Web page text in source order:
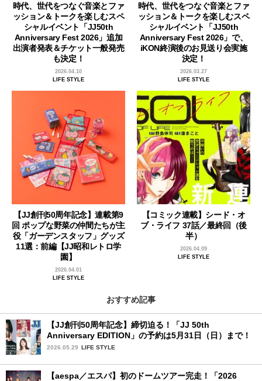
時代、世代をつなぐ音楽とファ
ッション＆トークを楽しむスペ
シャルイベント「JJ50th
Anniversary Fest 2026」追加
出演者発表＆チケット一般発売
も決定！
2026.04.10
LIFE STYLE
時代、世代をつなぐ音楽とファ
ッション＆トークを楽しむスペ
シャルイベント「JJ50th
Anniversary Fest 2026」で、
iKON終演後のお見送り会実施
決定！
2026.03.27
LIFE STYLE
【JJ創刊50周年記念】連載第9
回 ポップな野菜の仲間たちが主
役「ガーデンスタッフ」グッズ
11選：前編【JJ昭和レトロ学
園】
2026.04.01
LIFE STYLE
【コミック連載】シード・オ
ブ・ライフ 37話／最終回（後
半）
2026.04.09
LIFE STYLE
おすすめ記事
【JJ創刊50周年記念】締切迫る！「JJ 50th
Anniversary EDITION」の予約は5月31日（日）まで！
2026.05.29 LIFE STYLE
【aespa／エスパ】初のドームツアー完走！「2026